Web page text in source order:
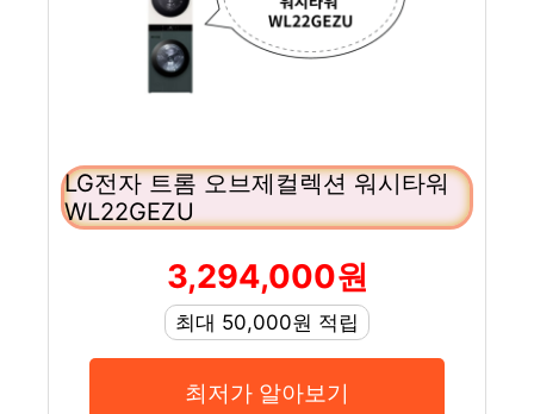
LG전자 트롬 오브제컬렉션 워시타워
WL22GEZU
3,294,000원
최대 50,000원 적립
최저가 알아보기